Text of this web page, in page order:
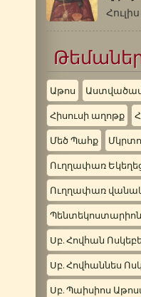
Աթոս
Հիսուսի աղոթք
Մեծ Պահք
Ուղղափառ
Ուղղափառ
Պենտեկոստարիոն
Սբ. Հովհան
Սբ. Հովհաննես
Սբ. Պաիսիոս